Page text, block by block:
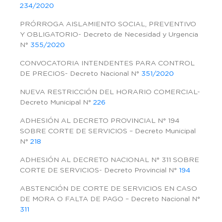
234/2020
PRÓRROGA AISLAMIENTO SOCIAL, PREVENTIVO
Y OBLIGATORIO- Decreto de Necesidad y Urgencia
N° 355/2020
CONVOCATORIA INTENDENTES PARA CONTROL
DE PRECIOS- Decreto Nacional N° 351/2020
NUEVA RESTRICCIÓN DEL HORARIO COMERCIAL-
Decreto Municipal N° 226
ADHESIÓN AL DECRETO PROVINCIAL N° 194
SOBRE CORTE DE SERVICIOS – Decreto Municipal
N° 218
ADHESIÓN AL DECRETO NACIONAL N° 311 SOBRE
CORTE DE SERVICIOS- Decreto Provincial N° 194
ABSTENCIÓN DE CORTE DE SERVICIOS EN CASO
DE MORA O FALTA DE PAGO – Decreto Nacional N°
311